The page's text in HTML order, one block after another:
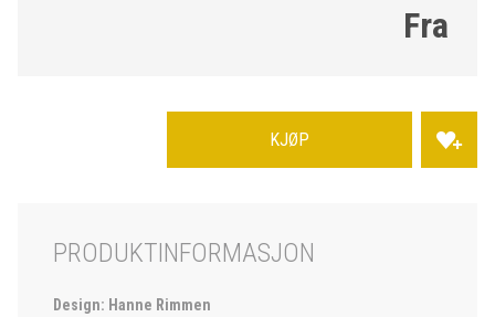
Fra
KJØP
PRODUKTINFORMASJON
Design: Hanne Rimmen